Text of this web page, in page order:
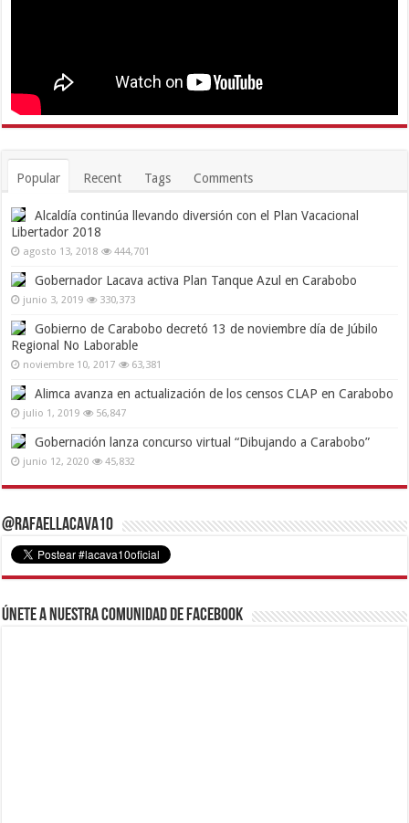
Popular Recent Tags Comments
Alcaldía continúa llevando diversión con el Plan Vacacional
Libertador 2018
agosto 13, 2018 444,701
Gobernador Lacava activa Plan Tanque Azul en Carabobo
junio 3, 2019 330,373
Gobierno de Carabobo decretó 13 de noviembre día de Júbilo
Regional No Laborable
noviembre 10, 2017 63,381
Alimca avanza en actualización de los censos CLAP en Carabobo
julio 1, 2019 56,847
Gobernación lanza concurso virtual “Dibujando a Carabobo”
junio 12, 2020 45,832
@RafaelLacava10
Únete a nuestra comunidad de Facebook